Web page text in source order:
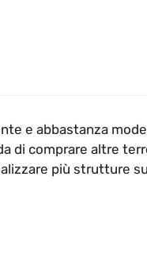
e abbastanza
di comprare altre
più strutture